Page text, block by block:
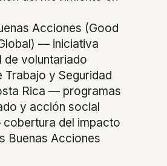
Acciones (Good
— iniciativa
de voluntariado
Trabajo y Seguridad
Rica — programas
y acción social
del impacto
Buenas Acciones